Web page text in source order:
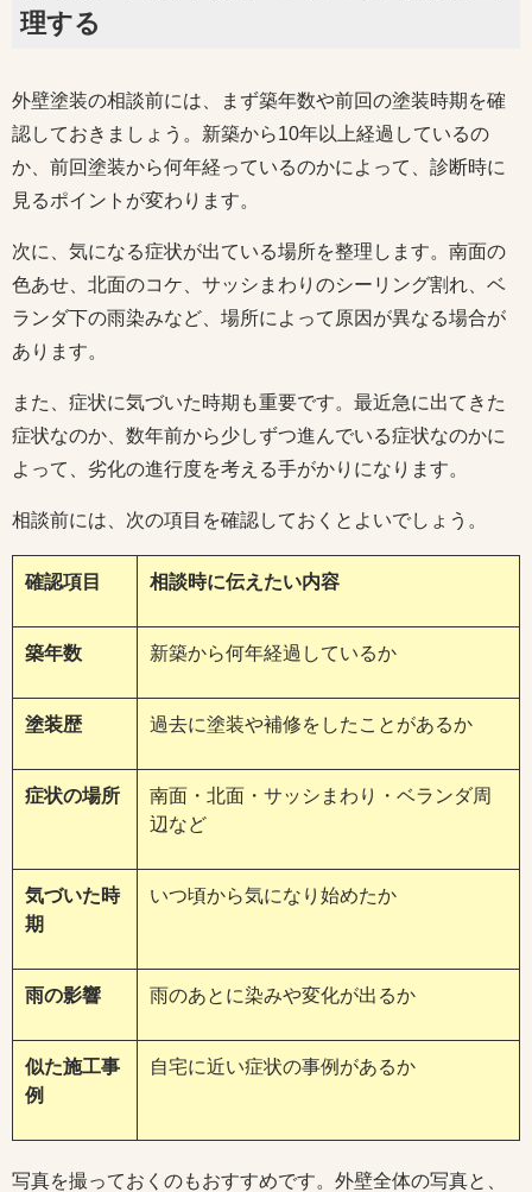
理する
外壁塗装の相談前には、まず築年数や前回の塗装時期を確
認しておきましょう。新築から10年以上経過しているの
か、前回塗装から何年経っているのかによって、診断時に
見るポイントが変わります。
次に、気になる症状が出ている場所を整理します。南面の
色あせ、北面のコケ、サッシまわりのシーリング割れ、ベ
ランダ下の雨染みなど、場所によって原因が異なる場合が
あります。
また、症状に気づいた時期も重要です。最近急に出てきた
症状なのか、数年前から少しずつ進んでいる症状なのかに
よって、劣化の進行度を考える手がかりになります。
相談前には、次の項目を確認しておくとよいでしょう。
確認項目 相談時に伝えたい内容
築年数 新築から何年経過しているか
塗装歴 過去に塗装や補修をしたことがあるか
症状の場所
南面・北面・サッシまわり・ベランダ周
辺など
気づいた時
期
いつ頃から気になり始めたか
雨の影響 雨のあとに染みや変化が出るか
似た施工事
例
自宅に近い症状の事例があるか
写真を撮っておくのもおすすめです。外壁全体の写真と、